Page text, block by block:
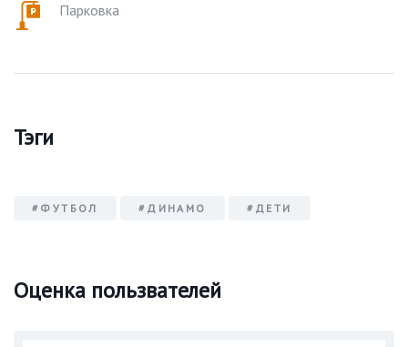
Парковка
Тэги
#ФУТБОЛ #ДИНАМО #ДЕТИ
Оценка пользвателей